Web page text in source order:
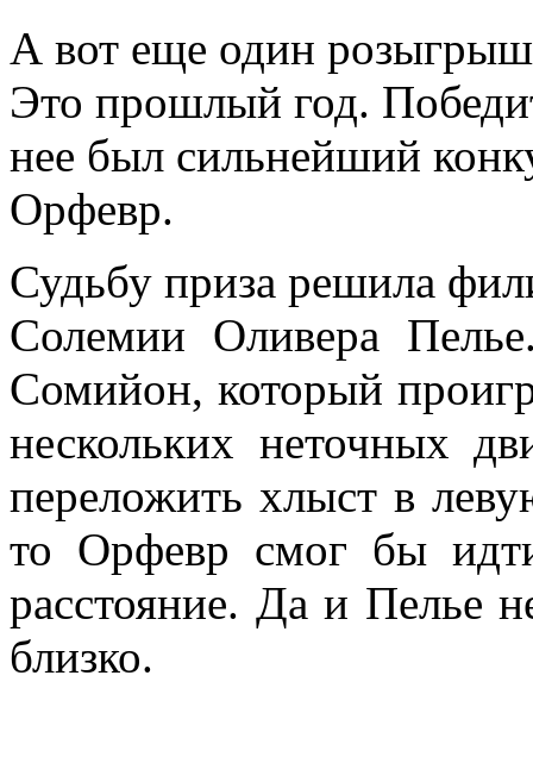
А вот еще один
Это прошлый год.
нее был сильнейший
Орфевр.
Судьбу приза решила
Солемии Оливера
Сомийон, который
нескольких неточных
переложить хлыст в
то Орфевр смог бы
расстояние. Да и Пелье
близко.